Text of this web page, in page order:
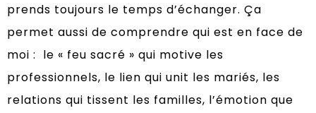
prends toujours le temps d’échanger. Ça
permet aussi de comprendre qui est en face de
moi : le « feu sacré » qui motive les
professionnels, le lien qui unit les mariés, les
relations qui tissent les familles, l’émotion que